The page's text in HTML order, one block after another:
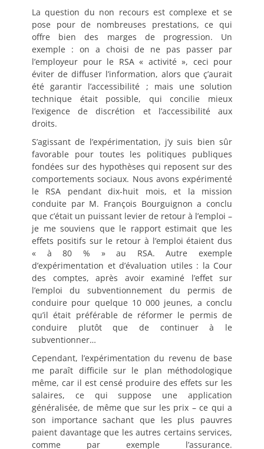
La question du non recours est complexe et se
pose pour de nombreuses prestations, ce qui
offre bien des marges de progression. Un
exemple : on a choisi de ne pas passer par
l’employeur pour le RSA « activité », ceci pour
éviter de diffuser l’information, alors que ç’aurait
été garantir l’accessibilité ; mais une solution
technique était possible, qui concilie mieux
l’exigence de discrétion et l’accessibilité aux
droits.
S’agissant de l’expérimentation, j’y suis bien sûr
favorable pour toutes les politiques publiques
fondées sur des hypothèses qui reposent sur des
comportements sociaux. Nous avons expérimenté
le RSA pendant dix-huit mois, et la mission
conduite par M. François Bourguignon a conclu
que c’était un puissant levier de retour à l’emploi –
je me souviens que le rapport estimait que les
effets positifs sur le retour à l’emploi étaient dus
« à 80 % » au RSA. Autre exemple
d’expérimentation et d’évaluation utiles : la Cour
des comptes, après avoir examiné l’effet sur
l’emploi du subventionnement du permis de
conduire pour quelque 10 000 jeunes, a conclu
qu’il était préférable de réformer le permis de
conduire plutôt que de continuer à le
subventionner…
Cependant, l’expérimentation du revenu de base
me paraît difficile sur le plan méthodologique
même, car il est censé produire des effets sur les
salaires, ce qui suppose une application
généralisée, de même que sur les prix – ce qui a
son importance sachant que les plus pauvres
paient davantage que les autres certains services,
comme par exemple l’assurance.